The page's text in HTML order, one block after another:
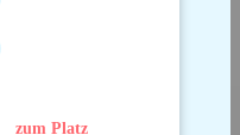
zum Platz